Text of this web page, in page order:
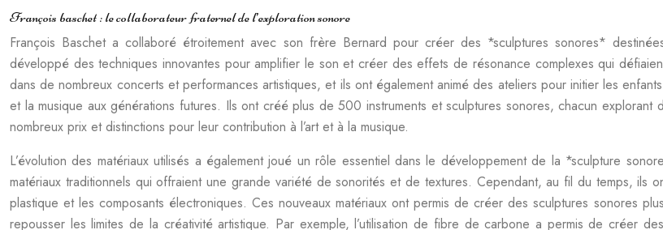
François baschet : le collaborateur fraternel de l’exploration sonore
François Baschet a collaboré étroitement avec son frère Bernard pour créer des *sculptures sonores*
développé des techniques innovantes pour amplifier le son et créer des effets de résonance complexes qui
dans de nombreux concerts et performances artistiques, et ils ont également animé des ateliers pour initier les
et la musique aux générations futures. Ils ont créé plus de 500 instruments et sculptures sonores, chacun
nombreux prix et distinctions pour leur contribution à l’art et à la musique.
L’évolution des matériaux utilisés a également joué un rôle essentiel dans le développement de la *sculpture
matériaux traditionnels qui offraient une grande variété de sonorités et de textures. Cependant, au fil du temps, ils
plastique et les composants électroniques. Ces nouveaux matériaux ont permis de créer des sculptures sonores
repousser les limites de la créativité artistique. Par exemple, l’utilisation de fibre de carbone a permis de créer